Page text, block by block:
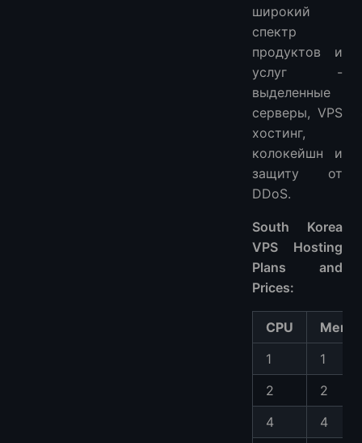
широкий
спектр
продуктов и
услуг -
выделенные
серверы, VPS
хостинг,
колокейшн и
защиту от
DDoS.
South Korea
VPS Hosting
Plans and
Prices:
CPU
1
1
2
2
4
4